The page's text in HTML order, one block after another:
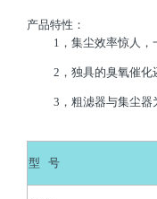
产品特性：
1，集尘效率惊人，一
2，独具的臭氧催化还
3，粗滤器与集尘器为
型 号